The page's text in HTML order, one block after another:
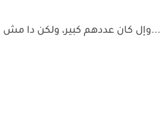
كان عددهم كبير، ولكن دا مش